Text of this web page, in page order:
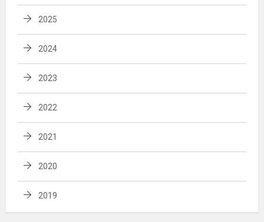
2025
2024
2023
2022
2021
2020
2019